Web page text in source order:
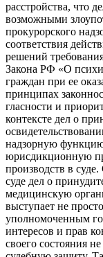
расстройства, что
возможными
прокурорского
соответствия
решений
Закона РФ «О
граждан при ее
принципах
гласности и
контексте дел о
надзорную
юрисдикционную
производств в
суде дел о
медицинскую
выступает не
уполномоченным
интересов и прав
своего состояния